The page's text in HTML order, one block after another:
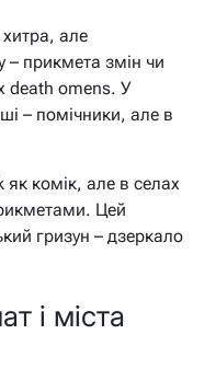
але
– прикмета змін чи
death omens. У
– помічники, але в
комік, але в селах
Цей
гризун – дзеркало
і міста